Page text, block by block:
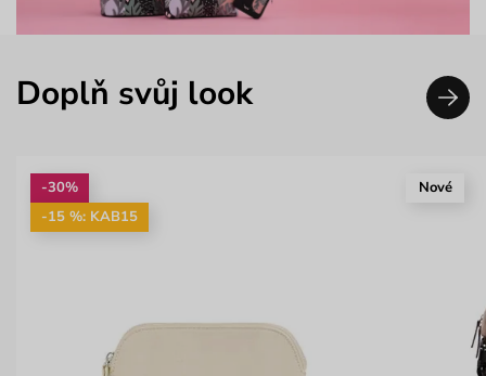
Doplň svůj look
-30%
-15 %: KAB15
Nové